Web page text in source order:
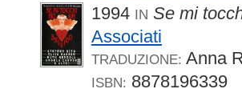
1994 IN Se mi
Associati
TRADUZIONE: Anna
ISBN: 8878196339